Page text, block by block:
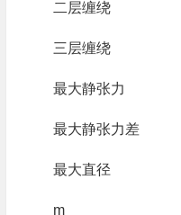
二层缠绕
三层缠绕
最大静张力
最大静张力差
最大直径
m